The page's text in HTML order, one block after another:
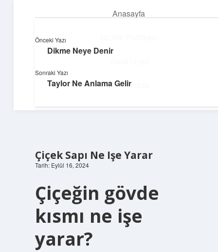
Anasayfa
Hakkımızda
Neşeli Fikir Köşesi
Hayatına neşe katan kısa hikayeler!
Çiçek Sapı Ne Işe Yarar
Tarih: Eylül 16, 2024
Çiçeğin gövde
kısmı ne işe
yarar?
Önceki Yazı
Dikme Neye Denir
Sonraki Yazı
Taylor Ne Anlama Gelir